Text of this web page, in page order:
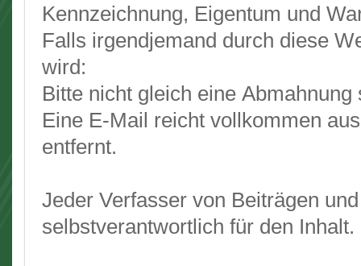
Kennzeichnung, Eigentum und
Falls irgendjemand durch diese
wird:
Bitte nicht gleich eine Abmahnung
Eine E-Mail reicht vollkommen
entfernt.
Jeder Verfasser von Beiträgen
selbstverantwortlich für den Inhalt.